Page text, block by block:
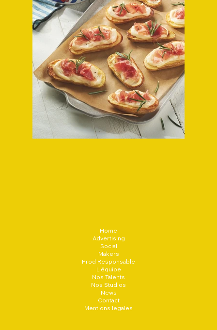
Home
Advertising
Social
Makers
Prod Responsable
L'équipe
Nos Talents
Nos Studios
News
Contact
Mentions legales